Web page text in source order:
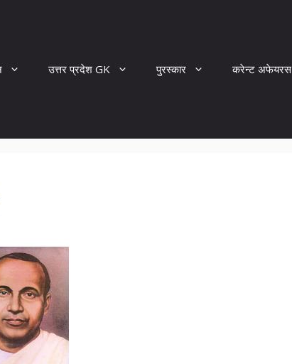
उत्तर प्रदेश GK पुरस्कार करेन्ट अफेयरस